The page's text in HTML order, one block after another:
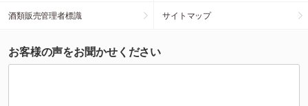
酒類販売管理者標識 サイトマップ
お客様の声をお聞かせください